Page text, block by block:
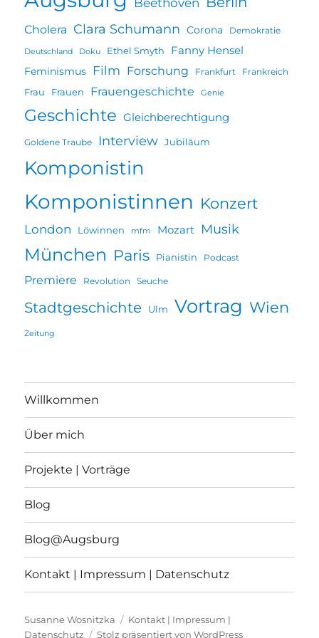
Cholera Clara Schumann Corona Demokratie
Deutschland Doku Ethel Smyth Fanny Hensel
Feminismus Film Forschung Frankfurt Frankreich
Frau Frauen Frauengeschichte Genie
Geschichte Gleichberechtigung
Goldene Traube Interview Jubiläum
Komponistin
Komponistinnen Konzert
London Löwinnen mfm Mozart Musik
München Paris Pianistin Podcast
Premiere Revolution Seuche
Stadtgeschichte Ulm Vortrag Wien
Zeitung
Willkommen
Über mich
Projekte | Vorträge
Blog
Blog@Augsburg
Kontakt | Impressum | Datenschutz
Susanne Wosnitzka
Kontakt | Impressum |
Datenschutz
Stolz präsentiert von WordPress